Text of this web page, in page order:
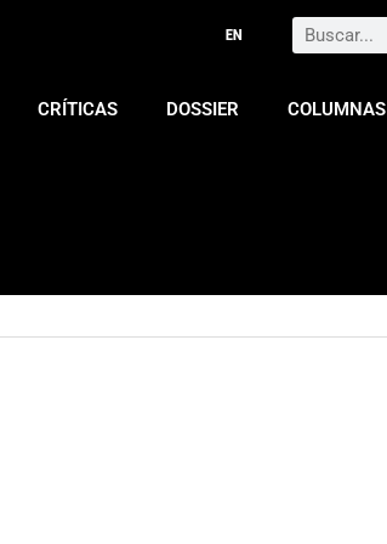
Search
CRÍTICAS DOSSIER COLUMNAS